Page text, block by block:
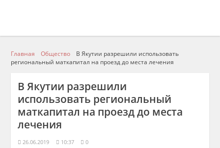
Главная Общество
В Якутии разрешили использовать
региональный маткапитал на проезд до места лечения
В Якутии разрешили
использовать региональный
маткапитал на проезд до места
лечения
26.06.2019 10:37 0